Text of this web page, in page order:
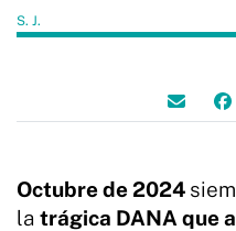
S. J.
Octubre de 2024
la trágica DANA que